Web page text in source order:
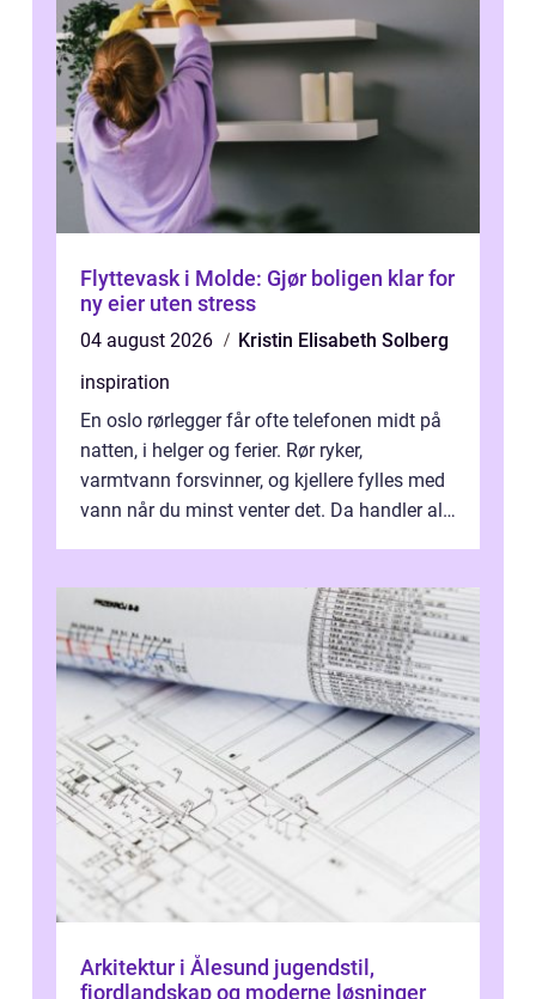
Flyttevask i Molde: Gjør boligen klar for
ny eier uten stress
04 august 2026
Kristin Elisabeth Solberg
inspiration
En oslo rørlegger får ofte telefonen midt på
natten, i helger og ferier. Rør ryker,
varmtvann forsvinner, og kjellere fylles med
vann når du minst venter det. Da handler alt
Arkitektur i Ålesund jugendstil,
fjordlandskap og moderne løsninger